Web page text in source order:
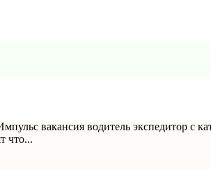
вакансия водитель экспедитор с
что...